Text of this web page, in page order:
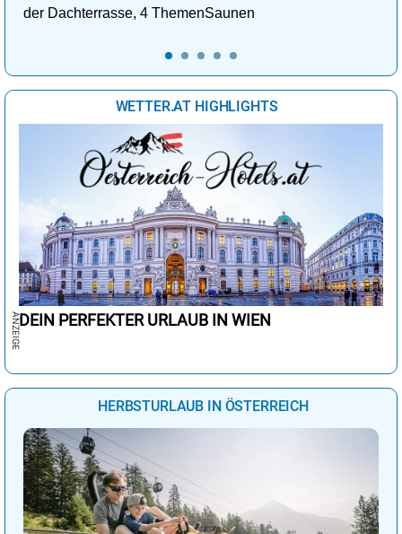
der Dachterrasse, 4 ThemenSaunen
WETTER.AT HIGHLIGHTS
DEIN PERFEKTER URLAUB IN WIEN
HERBSTURLAUB IN ÖSTERREICH